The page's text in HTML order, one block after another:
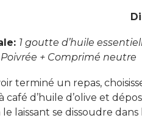
1 goutte d’huile
+ Comprimé neutre
terminé un repas,
café d’huile d’olive et
le laissant se dissoudre